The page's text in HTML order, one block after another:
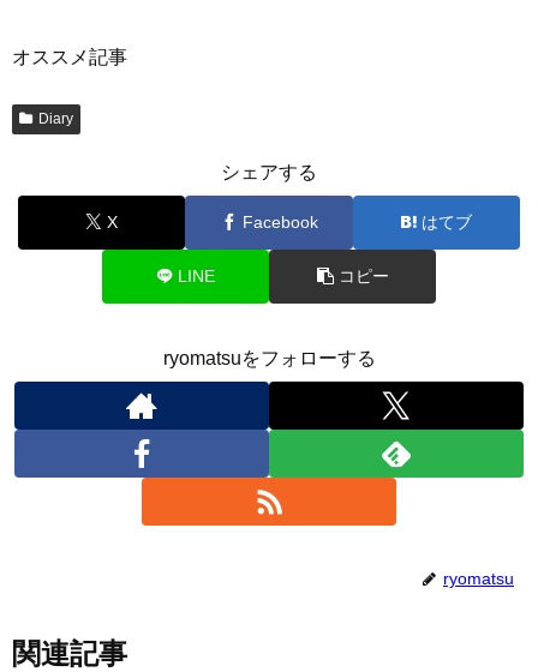
オススメ記事
Diary
シェアする
X Facebook はてブ
LINE コピー
ryomatsuをフォローする
ryomatsu
関連記事